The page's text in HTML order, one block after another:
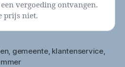
vergoeding ontvangen.
prijs niet.
, gemeente, klantenservice,